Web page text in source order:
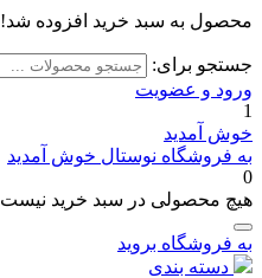
محصول به سبد خرید افزوده شد!
جستجو برای:
ورود و عضویت
1
خوش آمدید
به فروشگاه نوستال خوش آمدید
0
هیچ محصولی در سبد خرید نیست
به فروشگاه بروید
دسته بندی